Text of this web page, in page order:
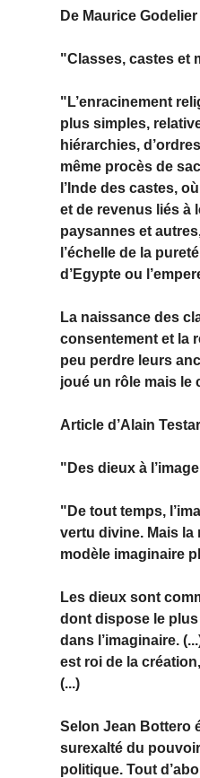
De Maurice Godelier
"Classes, castes et
"L’enracinement
plus simples,
hiérarchies,
même procès de
l’Inde des castes,
et de revenus liés à
paysannes et
l’échelle de la
d’Egypte ou
La naissance des
consentement et la
peu perdre leurs
joué un rôle mais le
Article d’Alain
"Des dieux à
"De tout temps,
vertu divine. Mais la
modèle imaginaire
Les dieux sont
dont dispose le plus
dans l’imaginaire.
est roi de la
(...)
Selon Jean Bottero
surexalté du
politique. Tout